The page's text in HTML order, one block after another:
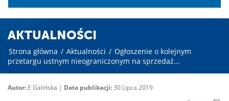
AKTUALNOŚCI
Strona główna / Aktualności / Ogłoszenie o kolejnym
przetargu ustnym nieograniczonym na sprzedaż...
Autor: E Galińska | Data publikacji:30 Lipca 2019